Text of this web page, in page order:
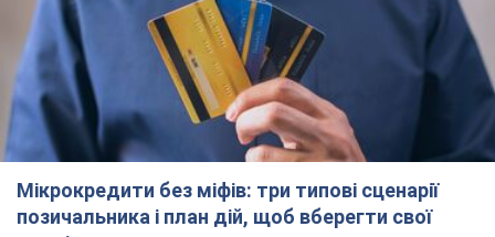
Мікрокредити без міфів: три типові сценарії
позичальника і план дій, щоб вберегти свої